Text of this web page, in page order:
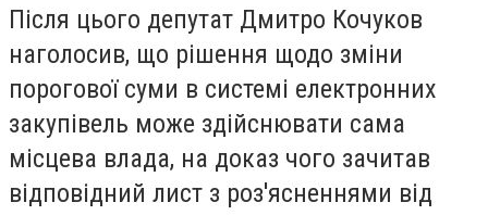
Після цього депутат Дмитро Кочуков
наголосив, що рішення щодо зміни
порогової суми в системі електронних
закупівель може здійснювати сама
місцева влада, на доказ чого зачитав
відповідний лист з роз'ясненнями від